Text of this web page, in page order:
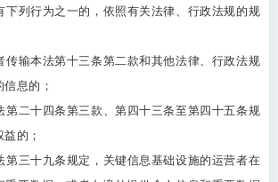
列行为之一的，依照有关法律、行政法规的规
传输本法第十三条第二款和其他法律、行政法规
息的；
第二十四条第三款、第四十三条至第四十五条规
的；
第三十九条规定，关键信息基础设施的运营者在